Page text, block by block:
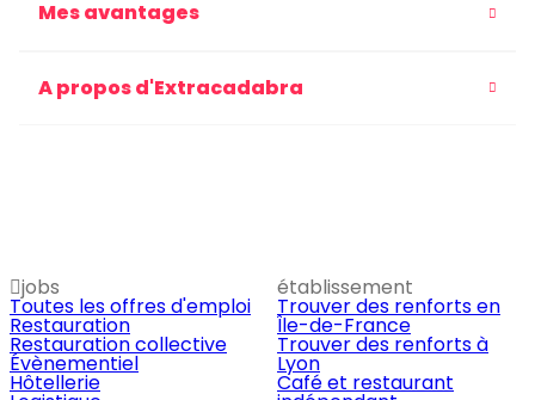
Mes avantages
A propos d'Extracadabra
jobs
Toutes les offres d'emploi
Restauration
Restauration collective
Évènementiel
Hôtellerie
établissement
Trouver des renforts en
Île-de-France
Trouver des renforts à
Lyon
Café et restaurant